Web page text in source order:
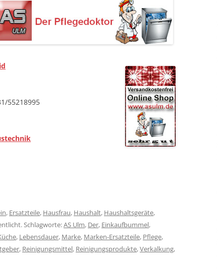
55218995
, Ersatzteile, Hausfrau, Haushalt, Haushaltsgeräte,
Schlagworte:AS Ulm, Der, Einkaufbummel,
, Lebensdauer, Marke, Marken-Ersatzteile, Pflege,
, Reinigungsmittel, Reinigungsprodukte,Verkalkung,